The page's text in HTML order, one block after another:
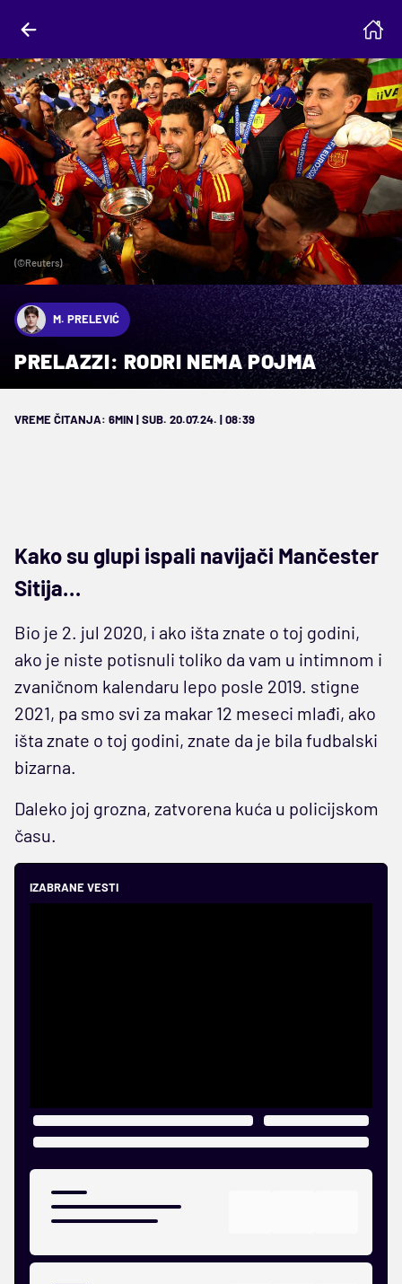
(©Reuters)
M. PRELEVIĆ
PRELAZZI: RODRI NEMA POJMA
VREME ČITANJA: 6MIN | SUB. 20.07.24. | 08:39
Kako su glupi ispali navijači Mančester
Sitija…
Bio je 2. jul 2020, i ako išta znate o toj godini,
ako je niste potisnuli toliko da vam u intimnom i
zvaničnom kalendaru lepo posle 2019. stigne
2021, pa smo svi za makar 12 meseci mlađi, ako
išta znate o toj godini, znate da je bila fudbalski
bizarna.
Daleko joj grozna, zatvorena kuća u policijskom
času.
IZABRANE VESTI